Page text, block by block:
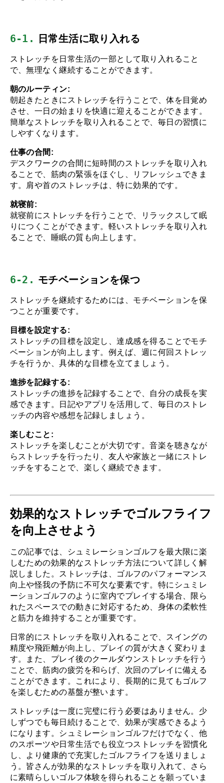
6-1. 日常生活に取り入れる
ストレッチを日常生活の一部として取り入れること
で、無理なく継続することができます。
朝のルーティン:
朝起きたときにストレッチを行うことで、体を目覚め
させ、一日の始まりを快適に迎えることができます。
簡単なストレッチを取り入れることで、毎日の習慣に
しやすくなります。
仕事の合間:
デスクワークの合間に短時間のストレッチを取り入れ
ることで、筋肉の緊張をほぐし、リフレッシュできま
す。肩や首のストレッチは、特に効果的です。
就寝前:
就寝前にストレッチを行うことで、リラックスして眠
りにつくことができます。軽いストレッチを取り入れ
ることで、睡眠の質も向上します。
6-2. モチベーションを保つ
ストレッチを継続するためには、モチベーションを保
つことが重要です。
目標を設定する:
ストレッチの目標を設定し、達成感を得ることでモチ
ベーションが向上します。例えば、週に何回ストレッ
チを行うか、具体的な目標を立てましょう。
進捗を記録する:
ストレッチの進捗を記録することで、自分の成長を実
感できます。日記やアプリを活用して、毎日のストレ
ッチの内容や感想を記録しましょう。
楽しむこと:
ストレッチを楽しむことが大切です。音楽を聴きなが
らストレッチを行ったり、友人や家族と一緒にストレ
ッチをすることで、楽しく継続できます。
効果的なストレッチでゴルフライフ
を向上させよう
この記事では、シュミレーションゴルフを最大限に楽
しむための効果的なストレッチ方法について詳しく解
説しました。ストレッチは、ゴルフのパフォーマンス
向上や怪我の予防に不可欠な要素です。特にシュミレ
ーションゴルフのように室内でプレイする場合、限ら
れたスペースでの動きに対応するため、身体の柔軟性
と筋力を維持することが重要です。
日常的にストレッチを取り入れることで、スイングの
精度や飛距離が向上し、プレイの質が大きく変わりま
す。また、プレイ後のクールダウンストレッチを行う
ことで、筋肉の疲労を和らげ、次回のプレイに備える
ことができます。これにより、長期的に見てもゴルフ
を楽しむための基盤が整います。
ストレッチは一度に完璧に行う必要はありません。少
しずつでも毎日続けることで、効果が実感できるよう
になります。シュミレーションゴルフだけでなく、他
のスポーツや日常生活でも役立つストレッチを習慣化
し、より健康的で充実したゴルフライフを送りましょ
う。皆さんが効果的なストレッチを取り入れて、さら
に素晴らしいゴルフ体験を得られることを願っていま